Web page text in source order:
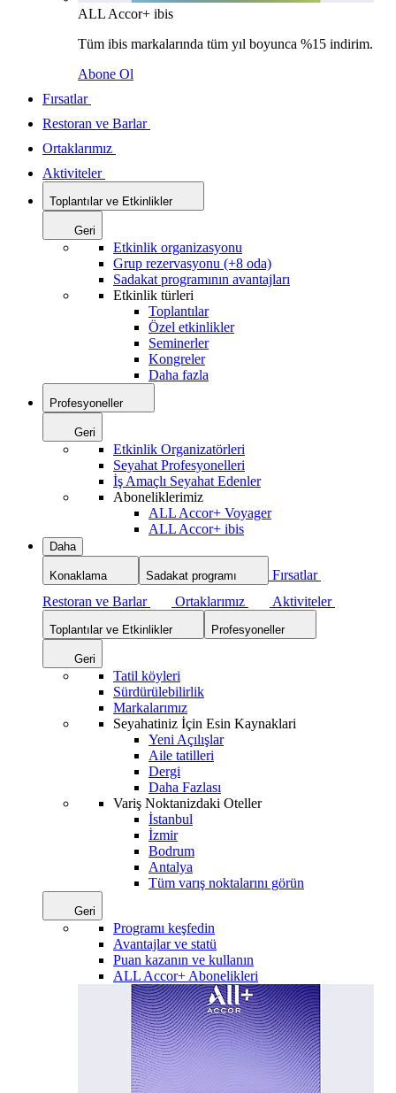
ALL Accor+ ibis
Tüm ibis markalarında tüm yıl boyunca %15 indirim.
Abone Ol
Fırsatlar
Restoran ve Barlar
Ortaklarımız
Aktiviteler
Toplantılar ve Etkinlikler
Geri
Etkinlik organizasyonu
Grup rezervasyonu (+8 oda)
Sadakat programının avantajları
Etkinlik türleri
Toplantılar
Özel etkinlikler
Seminerler
Kongreler
Daha fazla
Profesyoneller
Geri
Etkinlik Organizatörleri
Seyahat Profesyonelleri
İş Amaçlı Seyahat Edenler
Aboneliklerimiz
ALL Accor+ Voyager
ALL Accor+ ibis
Daha
Konaklama Sadakat programı
Fırsatlar
Restoran ve Barlar
Ortaklarımız Aktiviteler
Toplantılar ve Etkinlikler Profesyoneller
Geri
Tatil köyleri
Sürdürülebilirlik
Markalarımız
Seyahatiniz İçin Esin Kaynaklari
Yeni Açılışlar
Aile tatilleri
Dergi
Daha Fazlası
Variş Noktanizdaki Oteller
İstanbul
İzmir
Bodrum
Antalya
Tüm varış noktalarını görün
Geri
Programı keşfedin
Avantajlar ve statü
Puan kazanın ve kullanın
ALL Accor+ Abonelikleri